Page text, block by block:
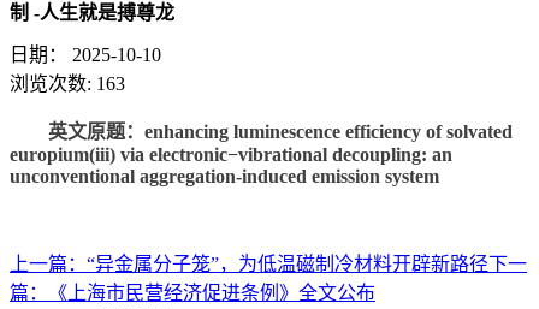
制 -人生就是搏尊龙
日期：
2025-10-10
浏览次数: 163
英文原题： enhancing luminescence efficiency of solvated
europium(iii) via electronic−vibrational decoupling: an
unconventional aggregation-induced emission system
上一篇： “异金属分子笼”，为低温磁制冷材料开辟新路径下一
篇：
《上海市民营经济促进条例》全文公布